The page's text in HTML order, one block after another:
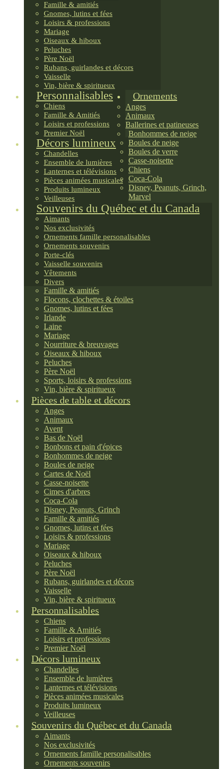
Famille & amitiés
Gnomes, lutins et fées
Loisirs & professions
Mariage
Oiseaux & hiboux
Peluches
Père Noël
Rubans, guirlandes et décors
Vaisselle
Vin, bière & spiritueux
Personnalisables
Chiens
Famille & Amitiés
Loisirs et professions
Premier Noël
Décors lumineux
Chandelles
Ensemble de lumières
Lanternes et télévisions
Pièces animées musicales
Produits lumineux
Veilleuses
Souvenirs du Québec et du Canada
Aimants
Nos exclusivités
Ornements famille personalisables
Ornements souvenirs
Porte-clés
Vaisselle souvenirs
Vêtements
Divers
Ornements
Anges
Animaux
Ballerines et patineuses
Bonhommes de neige
Boules de neige
Boules de verre
Casse-noisette
Chiens
Coca-Cola
Disney, Peanuts, Grinch,
Marvel
Famille & amitiés
Flocons, clochettes & étoiles
Gnomes, lutins et fées
Irlande
Laine
Mariage
Nourriture & breuvages
Oiseaux & hiboux
Peluches
Père Noël
Sports, loisirs & professions
Vin, bière & spiritueux
Pièces de table et décors
Anges
Animaux
Avent
Bas de Noël
Bonbons et pain d'épices
Bonhommes de neige
Boules de neige
Cartes de Noël
Casse-noisette
Cimes d'arbres
Coca-Cola
Disney, Peanuts, Grinch
Famille & amitiés
Gnomes, lutins et fées
Loisirs & professions
Mariage
Oiseaux & hiboux
Peluches
Père Noël
Rubans, guirlandes et décors
Vaisselle
Vin, bière & spiritueux
Personnalisables
Chiens
Famille & Amitiés
Loisirs et professions
Premier Noël
Décors lumineux
Chandelles
Ensemble de lumières
Lanternes et télévisions
Pièces animées musicales
Produits lumineux
Veilleuses
Souvenirs du Québec et du Canada
Aimants
Nos exclusivités
Ornements famille personalisables
Ornements souvenirs